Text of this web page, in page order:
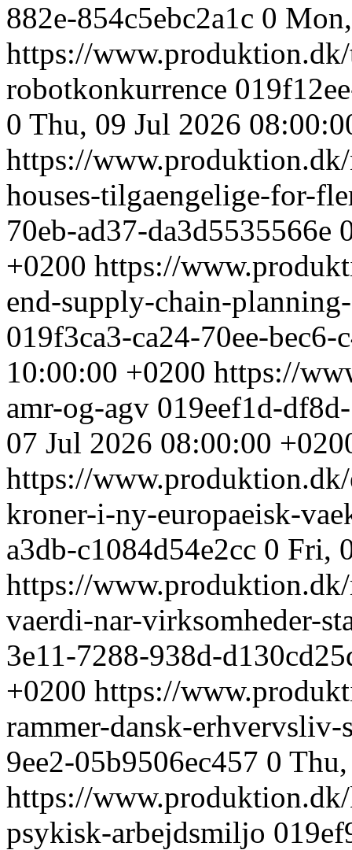
882e-854c5ebc2a1c 0
https://
robotkonkurrence
0 Thu, 09 Jul 2026
https://
houses-tilgaengelige-for-
70eb-ad37-da3d5535566e
+0200 https://
end-supply-chain-
019f3ca3-ca24-70ee-bec6-
10:00:00 +0200 https://
amr-og-agv 019eef1d-
07 Jul 2026 08:00:00
https://
kroner-i-ny-europaeisk-
a3db-c1084d54e2cc 0 Fri,
https://
vaerdi-nar-virksomheder-
3e11-7288-938d-
+0200 https://
rammer-dansk-
9ee2-05b9506ec457 0
https://
psykisk-arbejdsmiljo